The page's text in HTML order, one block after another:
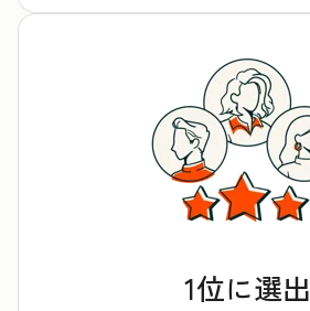
1位に選出